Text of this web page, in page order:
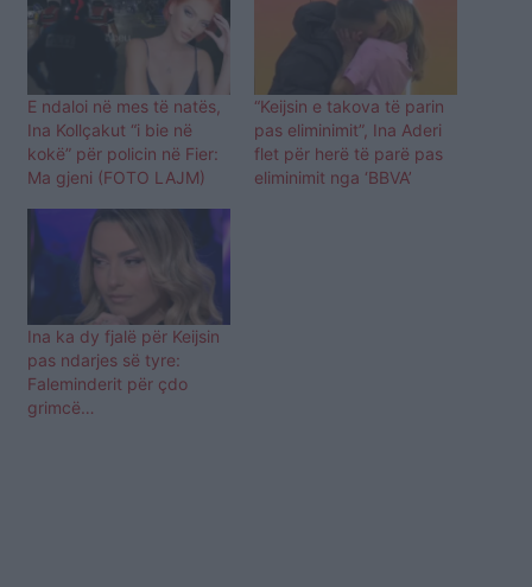
E ndaloi në mes të natës,
Ina Kollçakut “i bie në
kokë” për policin në Fier:
Ma gjeni (FOTO LAJM)
“Keijsin e takova të parin
pas eliminimit”, Ina Aderi
flet për herë të parë pas
eliminimit nga ‘BBVA’
Ina ka dy fjalë për Keijsin
pas ndarjes së tyre:
Faleminderit për çdo
grimcë…